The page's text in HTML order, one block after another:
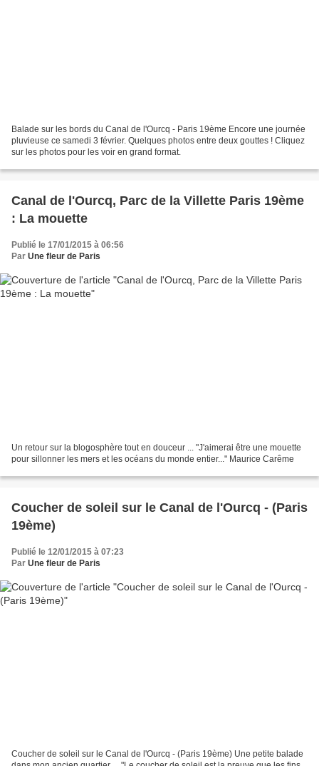
Balade sur les bords du Canal de l'Ourcq - Paris 19ème Encore une journée
pluvieuse ce samedi 3 février. Quelques photos entre deux gouttes ! Cliquez
sur les photos pour les voir en grand format.
Canal de l'Ourcq, Parc de la Villette Paris 19ème
: La mouette
Publié le 17/01/2015 à 06:56
Par Une fleur de Paris
Un retour sur la blogosphère tout en douceur ... "J'aimerai être une mouette
pour sillonner les mers et les océans du monde entier..." Maurice Carême
Coucher de soleil sur le Canal de l'Ourcq - (Paris
19ème)
Publié le 12/01/2015 à 07:23
Par Une fleur de Paris
Coucher de soleil sur le Canal de l'Ourcq - (Paris 19ème) Une petite balade